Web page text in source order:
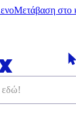
Μετάβαση στο